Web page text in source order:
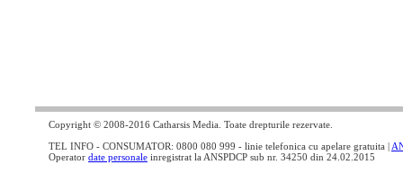
Copyright © 2008-2016 Catharsis Media. Toate drepturile rezervate.
TEL INFO - CONSUMATOR: 0800 080 999 - linie telefonica cu apelare gratuita |
Operator date personale inregistrat la ANSPDCP sub nr. 34250 din 24.02.2015